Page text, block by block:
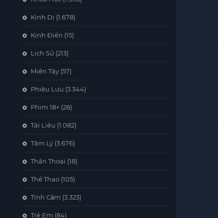
Kinh Dị (1.678)
Kinh Điển (15)
Lịch Sử (213)
Miền Tây (57)
Phiêu Lưu (3.344)
Phim 18+ (28)
Tài Liệu (1.082)
Tâm Lý (3.676)
Thần Thoại (18)
Thể Thao (105)
Tình Cảm (3.323)
Trẻ Em (84)